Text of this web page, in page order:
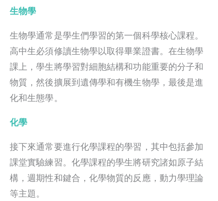
生物學
生物學通常是學生們學習的第一個科學核心課程。
高中生必須修讀生物學以取得畢業證書。在生物學
課上，學生將學習對細胞結構和功能重要的分子和
物質，然後擴展到遺傳學和有機生物學，最後是進
化和生態學。
化學
接下來通常要進行化學課程的學習，其中包括參加
課堂實驗練習。化學課程的學生將研究諸如原子結
構，週期性和鍵合，化學物質的反應，動力學理論
等主題。